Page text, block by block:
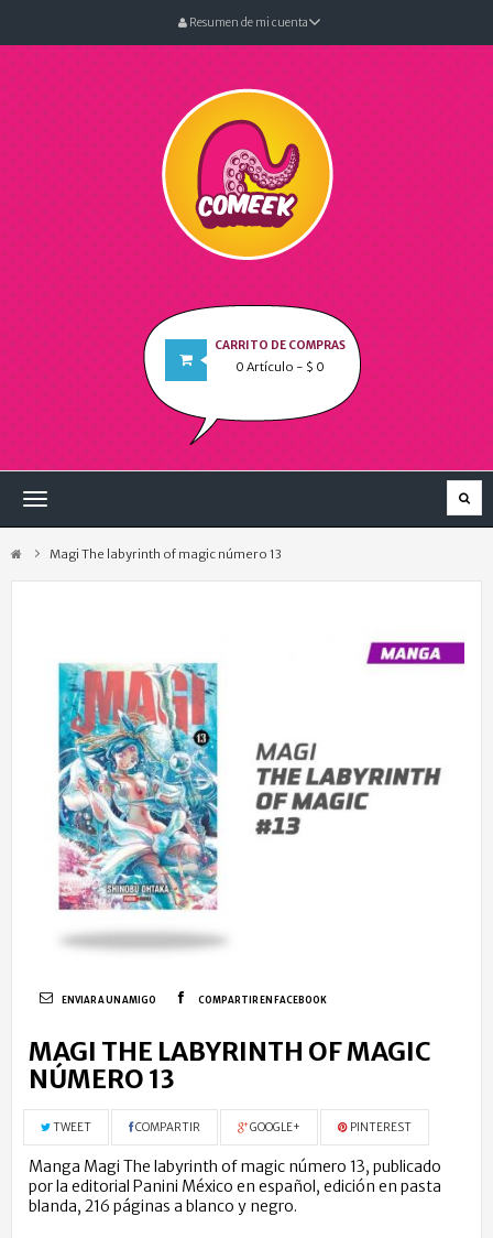
Resumen de mi cuenta
CARRITO DE COMPRAS
0 Artículo - $ 0
Navegación
Magi The labyrinth of magic número 13
ENVIAR A UN AMIGO COMPARTIR EN FACEBOOK
MAGI THE LABYRINTH OF MAGIC
NÚMERO 13
TWEET COMPARTIR GOOGLE+ PINTEREST
Manga Magi The labyrinth of magic número 13, publicado
por la editorial Panini México en español, edición en pasta
blanda, 216 páginas a blanco y negro.